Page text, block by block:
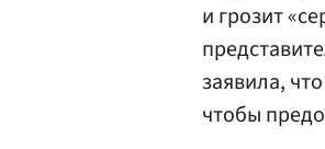
и грозит
заявила,
чтобы